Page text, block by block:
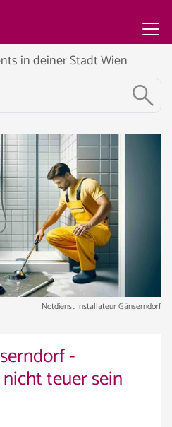
in deiner Stadt Wien
Notdienst Installateur Gänserndorf
-
teuer sein